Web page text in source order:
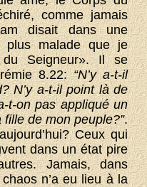
comme jamais
disait dans une
plus malade que je
Seigneur». Il se
8.22:“N’y a-t-il
N’y a-t-il point là de
t-on pas appliqué un
de mon peuple?”.
Ceux qui
dans un état pire
Jamais, dans
n’a eu lieu à la